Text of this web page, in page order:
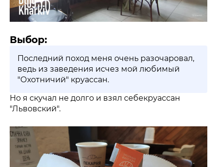
Выбор:
Последний поход меня очень разочаровал,
ведь из заведения исчез мой любимый
"Охотничий" круассан.
Но я скучал не долго и взял себекруассан
"Львовский".